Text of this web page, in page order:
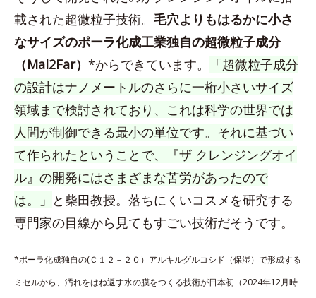
載された超微粒子技術。 毛穴よりもはるかに小さ
なサイズのポーラ化成工業独自の超微粒子成分
（Mal2Far） *からできています。
「超微粒子成分
の設計はナノメートルのさらに一桁小さいサイズ
領域まで検討されており、これは科学の世界では
人間が制御できる最小の単位です。それに基づい
て作られたということで、『ザ クレンジングオイ
ル』の開発にはさまざまな苦労があったので
は。」 と柴田教授。落ちにくいコスメを研究する
専門家の目線から見てもすごい技術だそうです。
*ポーラ化成独自の(Ｃ１２－２０）アルキルグルコシド（保湿）で形成する
ミセルから、汚れをはね返す水の膜をつくる技術が日本初（2024年12月時